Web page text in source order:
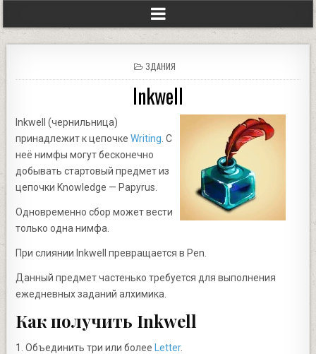
POSTED
IN
ЗДАНИЯ
Inkwell
Inkwell (чернильница)
принадлежит к цепочкеWriting . С
неё нимфы могут бесконечно
добывать стартовый предмет из
цепочки Knowledge — Papyrus.
Одновременно сбор может вести
только одна нимфа.
При слиянии Inkwell превращается в Pen.
Данный предмет частенько требуется для выполнения
ежедневных заданий алхимика.
Как получить Inkwell
1. Объединить три или более Letter.